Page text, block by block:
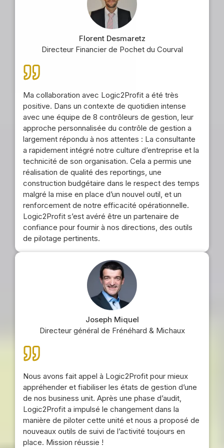
Florent Desmaretz
Directeur Financier de Pochet du Courval
Ma collaboration avec Logic2Profit a été très
positive. Dans un contexte de quotidien intense
avec une équipe de 8 contrôleurs de gestion, leur
approche personnalisée du contrôle de gestion a
largement répondu à nos attentes : La consultante
a rapidement intégré notre culture d’entreprise et la
technicité de son organisation. Cela a permis une
réalisation de qualité des reportings, une
construction budgétaire dans le respect des temps
malgré la mise en place d’un nouvel outil, et un
renforcement de notre efficacité opérationnelle.
Logic2Profit s’est avéré être un partenaire de
confiance pour fournir à nos directions, des outils
de pilotage pertinents.
Joseph Miquel
Directeur général de Frénéhard & Michaux
Nous avons fait appel à Logic2Profit pour mieux
appréhender et fiabiliser les états de gestion d’une
de nos business unit. Après une phase d’audit,
Logic2Profit a impulsé le changement dans la
manière de piloter cette unité et nous a proposé de
nouveaux outils de suivi de l’activité toujours en
place. Mission réussie !